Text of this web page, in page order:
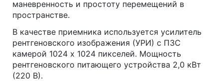
маневренность и простоту перемещений в
пространстве.
В качестве приемника используется усилитель
рентгеновского изображения (УРИ) с ПЗС
камерой 1024 х 1024 пикселей. Мощность
рентгеновского питающего устройства 2,0 кВт
(220 В).